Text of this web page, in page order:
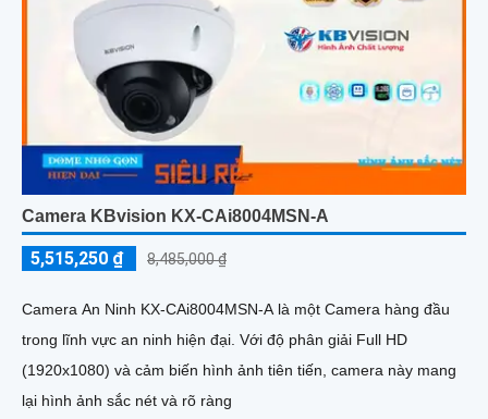
Camera KBvision KX-CAi8004MSN-A
5,515,250 ₫ 8,485,000 ₫
Camera An Ninh KX-CAi8004MSN-A là một Camera hàng đầu
trong lĩnh vực an ninh hiện đại. Với độ phân giải Full HD
(1920x1080) và cảm biến hình ảnh tiên tiến, camera này mang
lại hình ảnh sắc nét và rõ ràng